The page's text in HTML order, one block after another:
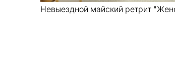
Невыездной майский ретрит